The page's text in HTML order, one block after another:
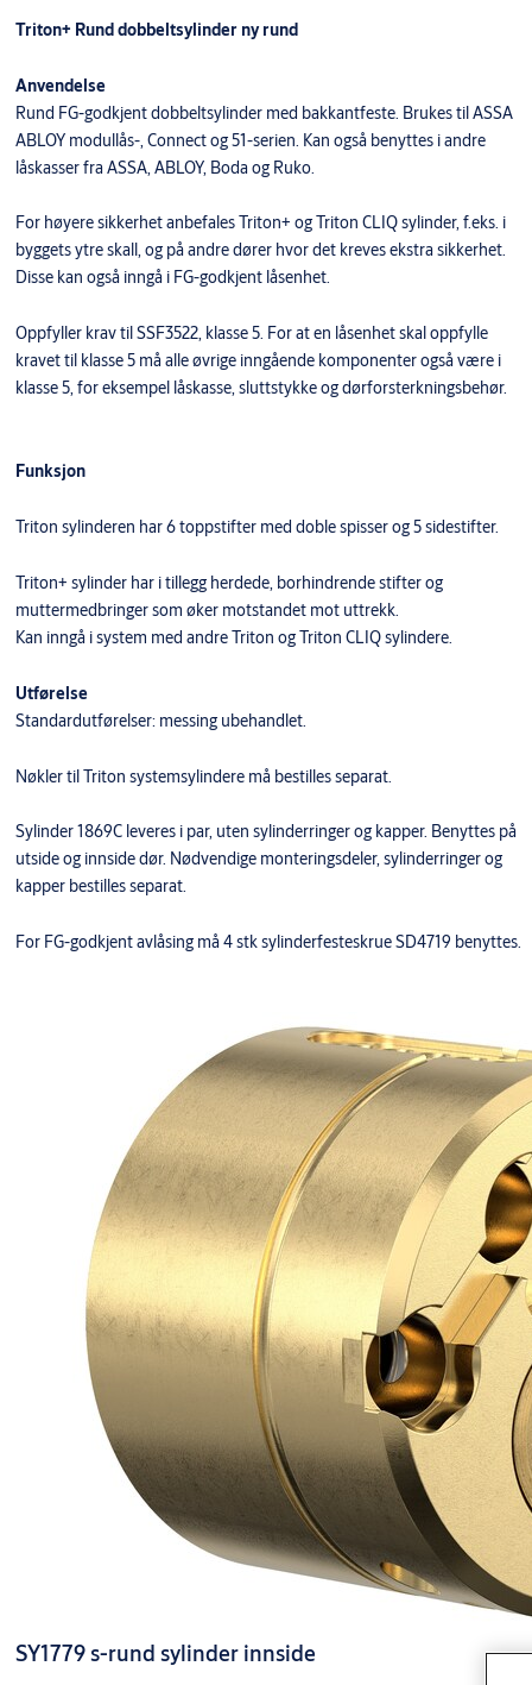
Triton+ Rund dobbeltsylinder ny rund
Anvendelse
Rund FG-godkjent dobbeltsylinder med bakkantfeste. Brukes til ASSA
ABLOY modullås-, Connect og 51-serien. Kan også benyttes i andre
låskasser fra ASSA, ABLOY, Boda og Ruko.
For høyere sikkerhet anbefales Triton+ og Triton CLIQ sylinder, f.eks. i
byggets ytre skall, og på andre dører hvor det kreves ekstra sikkerhet.
Disse kan også inngå i FG-godkjent låsenhet.
Oppfyller krav til SSF3522, klasse 5. For at en låsenhet skal oppfylle
kravet til klasse 5 må alle øvrige inngående komponenter også være i
klasse 5, for eksempel låskasse, sluttstykke og dørforsterkningsbehør.
Funksjon
Triton sylinderen har 6 toppstifter med doble spisser og 5 sidestifter.
Triton+ sylinder har i tillegg herdede, borhindrende stifter og
muttermedbringer som øker motstandet mot uttrekk.
Kan inngå i system med andre Triton og Triton CLIQ sylindere.
Utførelse
Standardutførelser: messing ubehandlet.
Nøkler til Triton systemsylindere må bestilles separat.
Sylinder 1869C leveres i par, uten sylinderringer og kapper. Benyttes på
utside og innside dør. Nødvendige monteringsdeler, sylinderringer og
kapper bestilles separat.
For FG-godkjent avlåsing må 4 stk sylinderfesteskrue SD4719 benyttes.
SY1779 s-rund sylinder innside